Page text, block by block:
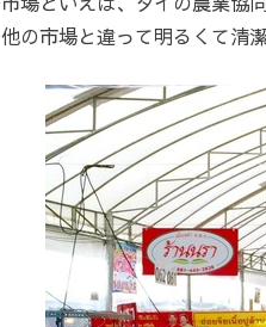
の市場と違って明るくて清